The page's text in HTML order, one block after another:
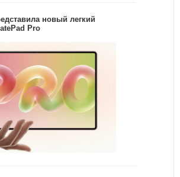
новый легкий
Pro